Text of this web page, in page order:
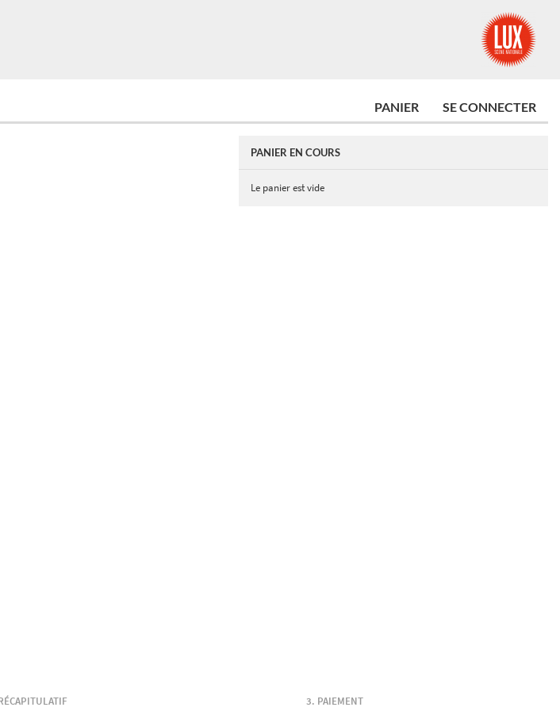
PANIER SE CONNECTER
PANIER EN COURS
Le panier est vide
PAIEMENT